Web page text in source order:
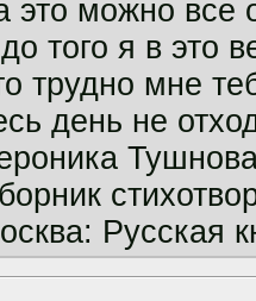
это можно все
того я в это
трудно мне
день не
Русская